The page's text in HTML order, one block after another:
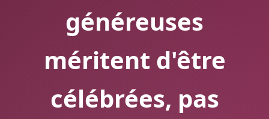
généreuses
méritent d'être
célébrées, pas